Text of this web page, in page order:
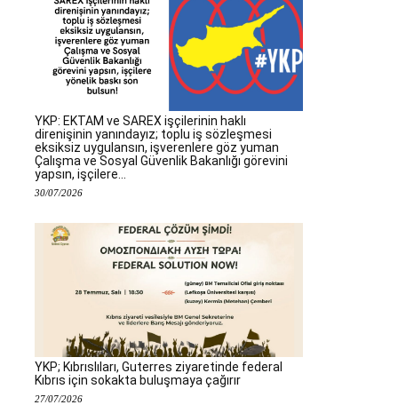
YKP: EKTAM ve SAREX işçilerinin haklı
direnişinin yanındayız; toplu iş sözleşmesi
eksiksiz uygulansın, işverenlere göz yuman
Çalışma ve Sosyal Güvenlik Bakanlığı görevini
yapsın, işçilere...
30/07/2026
YKP; Kıbrıslıları, Guterres ziyaretinde federal
Kıbrıs için sokakta buluşmaya çağırır
27/07/2026